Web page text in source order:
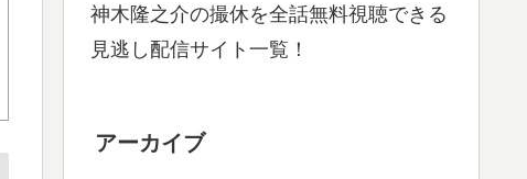
神木隆之介の撮休を全話無料視聴できる
見逃し配信サイト一覧！
アーカイブ